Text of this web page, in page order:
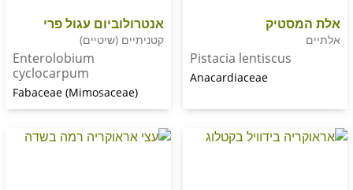
Pistacia lentiscus
Anacardiaceae
אנטרולוביום עגול פרי
קטניתיים (שיטיים)
Enterolobium
cyclocarpum
Fabaceae (Mimosaceae)